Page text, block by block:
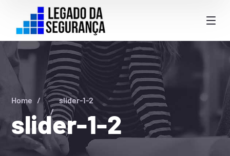
slider-1-2
Home slider-1-2